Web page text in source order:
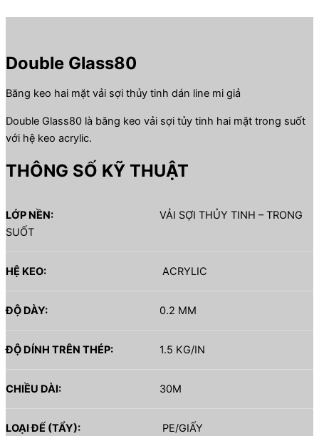
Double Glass80
Băng keo hai mặt vải sợi thủy tinh dán line mi giả
Double Glass80 là băng keo vải sợi tủy tinh hai mặt trong suốt
với hệ keo acrylic.
THÔNG SỐ KỸ THUẬT
LỚP NỀN:
VẢI SỢI THỦY TINH – TRONG
SUỐT
HỆ KEO: ACRYLIC
ĐỘ DÀY: 0.2 MM
ĐỘ DÍNH TRÊN THÉP: 1.5 KG/IN
CHIỀU DÀI: 30M
LOẠI ĐẾ (TẨY): PE/GIẤY